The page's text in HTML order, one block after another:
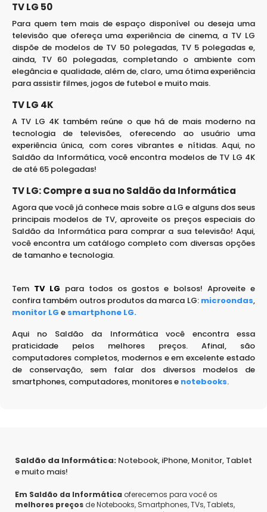
TV LG 50
Para quem tem mais de espaço disponível ou deseja uma
televisão que ofereça uma experiência de cinema, a TV LG
dispõe de modelos de TV 50 polegadas, TV 5 polegadas e,
ainda, TV 60 polegadas, completando o ambiente com
elegância e qualidade, além de, claro, uma ótima experiência
para assistir filmes, jogos de futebol e muito mais.
TV LG 4K
A TV LG 4K também reúne o que há de mais moderno na
tecnologia de televisões, oferecendo ao usuário uma
experiência única, com cores vibrantes e nítidas. Aqui, no
Saldão da Informática, você encontra modelos de TV LG 4K
de até 65 polegadas!
TV LG: Compre a sua no Saldão da Informática
Agora que você já conhece mais sobre a LG e alguns dos seus
principais modelos de TV, aproveite os preços especiais do
Saldão da Informática para comprar a sua televisão! Aqui,
você encontra um catálogo completo com diversas opções
de tamanho e tecnologia.
Tem TV LG para todos os gostos e bolsos! Aproveite e
confira também outros produtos da marca LG: microondas,
monitor LG e smartphone LG.
Aqui no Saldão da Informática você encontra essa
praticidade pelos melhores preços. Afinal, são
computadores completos, modernos e em excelente estado
de conservação, sem falar dos diversos modelos de
smartphones, computadores, monitores e notebooks.
Saldão da Informática: Notebook, iPhone, Monitor, Tablet
e muito mais!
Em Saldão da Informática oferecemos para você os
melhores preços de Notebooks, Smartphones, TVs, Tablets,